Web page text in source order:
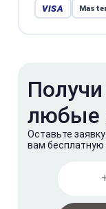
VISA
Получи
любые
Оставьте
вам бесплатную